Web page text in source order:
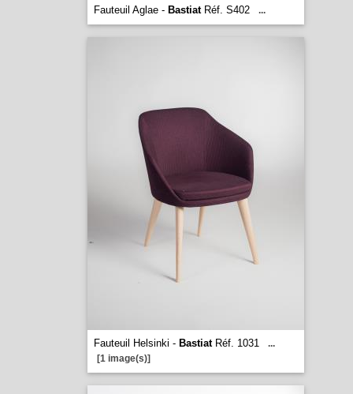
Fauteuil Aglae - BastiatRéf. S402 ...
Fauteuil Helsinki - BastiatRéf. 1031
...
[1 image(s)]